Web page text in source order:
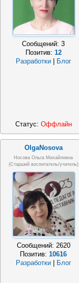
Сообщений:3
Позитив: 12
Разработки
Блог
Статус: Оффлайн
OlgaNosova
Носова Ольга Михайловна
(старший воспитатель/учитель)
Сообщений: 2620
Позитив:10616
Разработки
Блог